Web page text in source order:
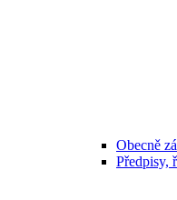
Obecně
Předpisy,